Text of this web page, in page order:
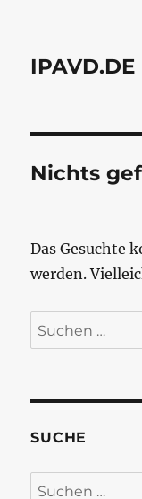
IPAVD.DE
Nichts
Das Gesuchte
werden.
Suchen
nach:
SUCHE
Suchen